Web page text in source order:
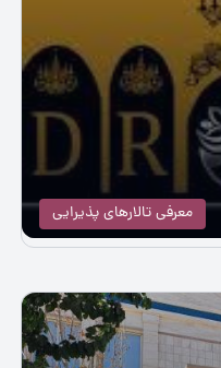
معرفی تالارهای پذیرایی